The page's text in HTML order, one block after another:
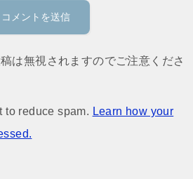
は無視されますのでご注意くださ
to reduce spam. Learn how your